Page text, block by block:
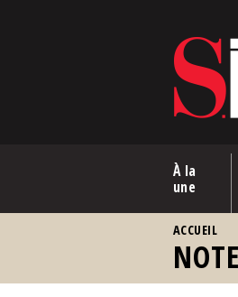
À la
une
ACCUEIL